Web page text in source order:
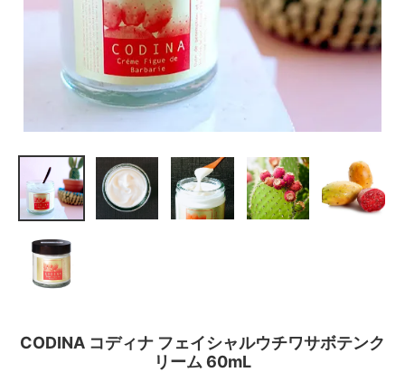
CODINA コディナ フェイシャルウチワサボテンク
リーム 60mL